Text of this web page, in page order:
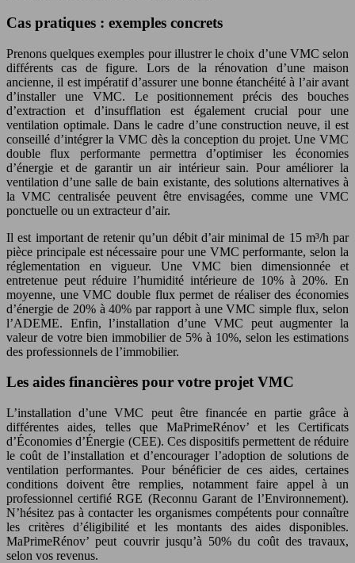
Cas pratiques : exemples concrets
Prenons quelques exemples pour illustrer le choix d’une VMC selon
différents cas de figure. Lors de la rénovation d’une maison
ancienne, il est impératif d’assurer une bonne étanchéité à l’air avant
d’installer une VMC. Le positionnement précis des bouches
d’extraction et d’insufflation est également crucial pour une
ventilation optimale. Dans le cadre d’une construction neuve, il est
conseillé d’intégrer la VMC dès la conception du projet. Une VMC
double flux performante permettra d’optimiser les économies
d’énergie et de garantir un air intérieur sain. Pour améliorer la
ventilation d’une salle de bain existante, des solutions alternatives à
la VMC centralisée peuvent être envisagées, comme une VMC
ponctuelle ou un extracteur d’air.
Il est important de retenir qu’un débit d’air minimal de 15 m³/h par
pièce principale est nécessaire pour une VMC performante, selon la
réglementation en vigueur. Une VMC bien dimensionnée et
entretenue peut réduire l’humidité intérieure de 10% à 20%. En
moyenne, une VMC double flux permet de réaliser des économies
d’énergie de 20% à 40% par rapport à une VMC simple flux, selon
l’ADEME. Enfin, l’installation d’une VMC peut augmenter la
valeur de votre bien immobilier de 5% à 10%, selon les estimations
des professionnels de l’immobilier.
Les aides financières pour votre projet VMC
L’installation d’une VMC peut être financée en partie grâce à
différentes aides, telles que MaPrimeRénov’ et les Certificats
d’Économies d’Énergie (CEE). Ces dispositifs permettent de réduire
le coût de l’installation et d’encourager l’adoption de solutions de
ventilation performantes. Pour bénéficier de ces aides, certaines
conditions doivent être remplies, notamment faire appel à un
professionnel certifié RGE (Reconnu Garant de l’Environnement).
N’hésitez pas à contacter les organismes compétents pour connaître
les critères d’éligibilité et les montants des aides disponibles.
MaPrimeRénov’ peut couvrir jusqu’à 50% du coût des travaux,
selon vos revenus.